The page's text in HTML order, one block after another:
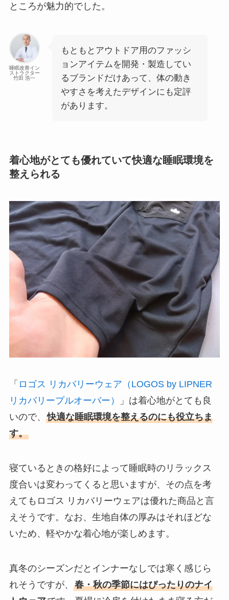
ところが魅力的でした。
睡眠改善イン
ストラクター
竹田 浩一
もともとアウトドア用のファッシ
ョンアイテムを開発・製造してい
るブランドだけあって、体の動き
やすさを考えたデザインにも定評
があります。
着心地がとても優れていて快適な睡眠環境を
整えられる
「 ロゴス リカバリーウェア（LOGOS by LIPNER
リカバリープルオーバー）
」は着心地がとても良
いので、 快適な睡眠環境を整えるのにも役立ちま
す。
寝ているときの格好によって睡眠時のリラックス
度合いは変わってくると思いますが、その点を考
えてもロゴス リカバリーウェアは優れた商品と言
えそうです。なお、生地自体の厚みはそれほどな
いため、軽やかな着心地が楽しめます。
真冬のシーズンだとインナーなしでは寒く感じら
れそうですが、 春・秋の季節にはぴったりのナイ